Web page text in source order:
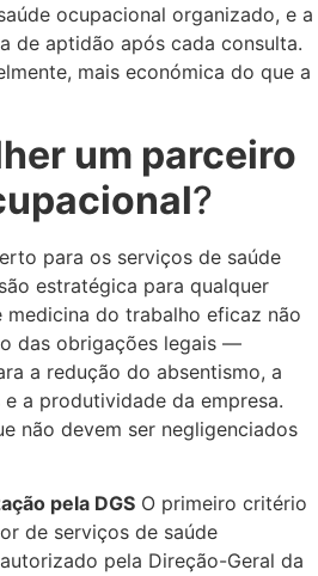
ocupacional organizado, e a
de aptidão após cada consulta.
mais económica do que a
um parceiro
?
para os serviços de saúde
estratégica para qualquer
medicina do trabalho eficaz não
das obrigações legais —
a redução do absentismo, a
a produtividade da empresa.
não devem ser negligenciados
pela DGS O primeiro critério
de serviços de saúde
pela Direção-Geral da